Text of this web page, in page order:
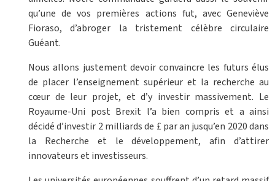
qu’une de vos premières actions fut, avec Geneviève
Fioraso, d’abroger la tristement célèbre circulaire
Guéant.
Nous allons justement devoir convaincre les futurs élus
de placer l’enseignement supérieur et la recherche au
cœur de leur projet, et d’y investir massivement. Le
Royaume-Uni post Brexit l’a bien compris et a ainsi
décidé d’investir 2 milliards de £ par an jusqu’en 2020 dans
la Recherche et le développement, afin d’attirer
innovateurs et investisseurs.